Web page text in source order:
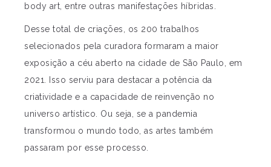
body art, entre outras manifestações híbridas.
Desse total de criações, os 200 trabalhos
selecionados pela curadora formaram a maior
exposição a céu aberto na cidade de São Paulo, em
2021. Isso serviu para destacar a potência da
criatividade e a capacidade de reinvenção no
universo artístico. Ou seja, se a pandemia
transformou o mundo todo, as artes também
passaram por esse processo.